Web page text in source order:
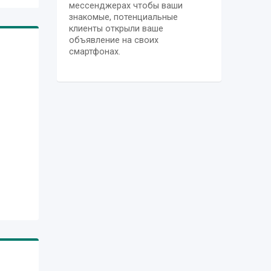
мессенджерах чтобы ваши
знакомые, потенциальные
клиенты открыли ваше
объявление на своих
смартфонах.